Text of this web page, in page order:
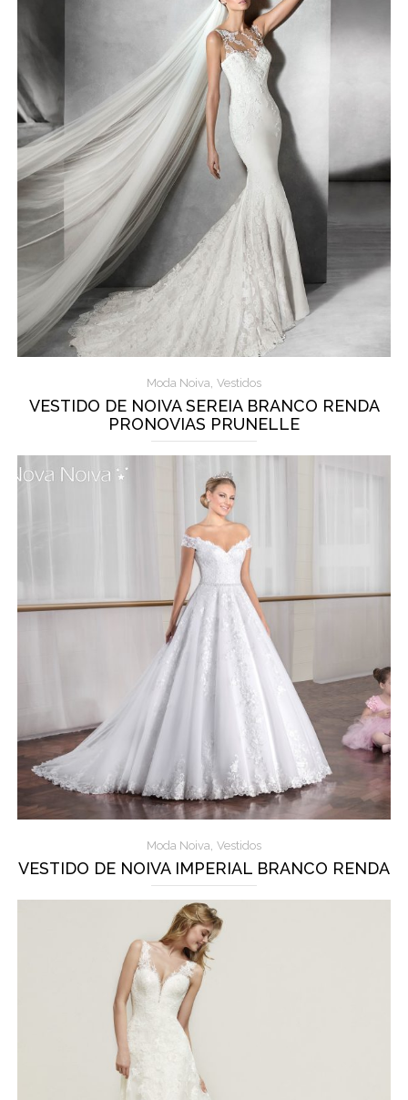
Moda Noiva, Vestidos
VESTIDO DE NOIVA SEREIA BRANCO RENDA
PRONOVIAS PRUNELLE
Moda Noiva, Vestidos
VESTIDO DE NOIVA IMPERIAL BRANCO RENDA